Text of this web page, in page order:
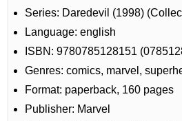
Series: Daredevil (1998)
Language: english
ISBN: 9780785128151
Genres: comics, marvel,
Format: paperback, 160 pages
Publisher: Marvel